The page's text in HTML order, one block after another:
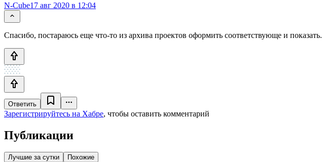
N-Cube17 авг 2020 в 12:04
Спасибо, постараюсь еще что-то из архива проектов оформить соответствующе и показать.
Ответить
Зарегистрируйтесь на Хабре, чтобы оставить комментарий
Публикации
Лучшие за сутки Похожие